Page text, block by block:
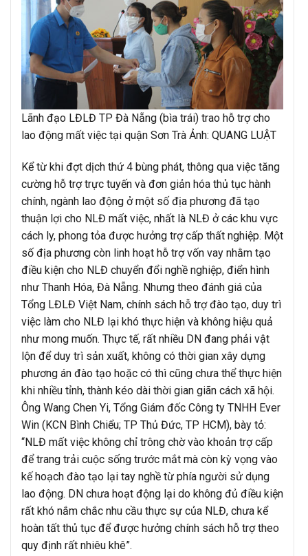
Lãnh đạo LĐLĐ TP Đà Nẵng (bìa trái) trao hỗ trợ cho
lao động mất việc tại quận Sơn Trà Ảnh: QUANG LUẬT
Kể từ khi đợt dịch thứ 4 bùng phát, thông qua việc tăng
cường hỗ trợ trực tuyến và đơn giản hóa thủ tục hành
chính, ngành lao động ở một số địa phương đã tạo
thuận lợi cho NLĐ mất việc, nhất là NLĐ ở các khu vực
cách ly, phong tỏa được hưởng trợ cấp thất nghiệp. Một
số địa phương còn linh hoạt hỗ trợ vốn vay nhằm tạo
điều kiện cho NLĐ chuyển đổi nghề nghiệp, điển hình
như Thanh Hóa, Đà Nẵng. Nhưng theo đánh giá của
Tổng LĐLĐ Việt Nam, chính sách hỗ trợ đào tạo, duy trì
việc làm cho NLĐ lại khó thực hiện và không hiệu quả
như mong muốn. Thực tế, rất nhiều DN đang phải vật
lộn để duy trì sản xuất, không có thời gian xây dựng
phương án đào tạo hoặc có thì cũng chưa thể thực hiện
khi nhiều tỉnh, thành kéo dài thời gian giãn cách xã hội.
Ông Wang Chen Yi, Tổng Giám đốc Công ty TNHH Ever
Win (KCN Bình Chiểu; TP Thủ Đức, TP HCM), bày tỏ:
“NLĐ mất việc không chỉ trông chờ vào khoản trợ cấp
để trang trải cuộc sống trước mắt mà còn kỳ vọng vào
kế hoạch đào tạo lại tay nghề từ phía người sử dụng
lao động. DN chưa hoạt động lại do không đủ điều kiện
rất khó nắm chắc nhu cầu thực sự của NLĐ, chưa kể
hoàn tất thủ tục để được hưởng chính sách hỗ trợ theo
quy định rất nhiêu khê”.